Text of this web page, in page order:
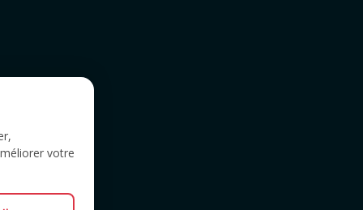
votre